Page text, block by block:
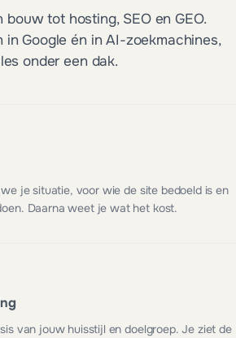
tot hosting, SEO en GEO.
in Google én in AI-zoekmachines,
onder een dak.
je situatie, voor wie de site bedoeld is en
Daarna weet je wat het kost.
van jouw huisstijl en doelgroep. Je ziet de